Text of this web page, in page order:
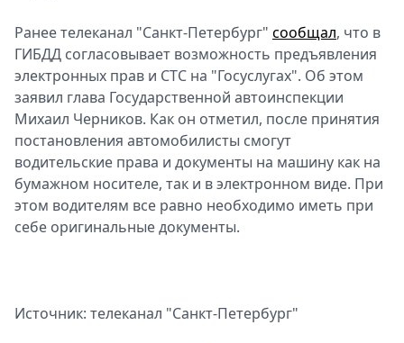
Ранее телеканал "Санкт-Петербург" сообщал, что в
ГИБДД согласовывает возможность предъявления
электронных прав и СТС на "Госуслугах". Об этом
заявил глава Государственной автоинспекции
Михаил Черников. Как он отметил, после принятия
постановления автомобилисты смогут
водительские права и документы на машину как на
бумажном носителе, так и в электронном виде. При
этом водителям все равно необходимо иметь при
себе оригинальные документы.
Источник: телеканал "Санкт-Петербург"